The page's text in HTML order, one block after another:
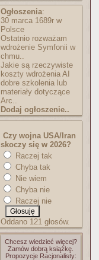
Ogłoszenia:
30 marca 1689r w
Polsce
Ostatnio rozważam
wdrożenie Symfonii w
chmu..
Jakie są rzeczywiste
koszty wdrożenia AI
dobre szkolenia lub
materiały dotyczące
Arc..
Dodaj ogłoszenie..
Czy wojna USA/Iran
skoczy się w 2026?
Raczej tak
Chyba tak
Nie wiem
Chyba nie
Raczej nie
Oddano 121 głosów.
Chcesz wiedzieć więcej?
Zamów dobrą książkę.
Propozycje Racjonalisty: